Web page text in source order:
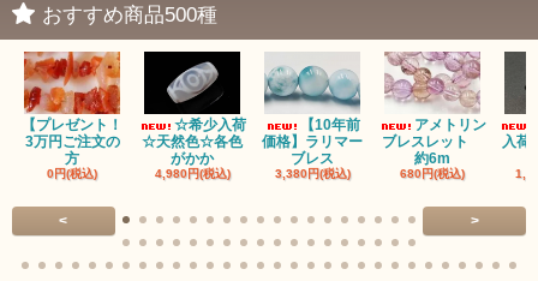
アイドクレーズ（Idocrase）（別名ベスビアナイト）
アクアマリン（藍玉/藍柱石/Aquamarine）
アクチノライトインクォーツ（Actinolite/緑閃石）
赤瑪瑙（レッドアゲート/カーネリアン）
アゲート（瑪瑙/Agate）各種
おすすめ商品500種
【プレゼント！
3万円ご注文の
方
0円(税込)
☆希少入荷
☆天然色☆各色
がかか
4,980円(税込)
【10年前
価格】ラリマー
ブレス
3,380円(税込)
アメトリン
ブレスレット
約6m
680円(税込)
入荷
< >